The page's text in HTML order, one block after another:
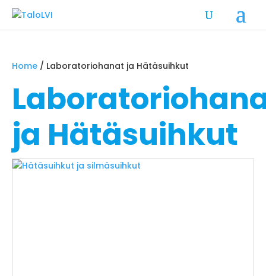
Home / Laboratoriohanat ja Hätäsuihkut
ja Hätäsuihkut